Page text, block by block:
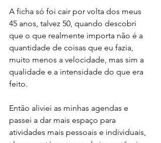
A ficha só foi cair por volta dos meus
45 anos, talvez 50, quando descobri
que o que realmente importa não é a
quantidade de coisas que eu fazia,
muito menos a velocidade, mas sim a
qualidade e a intensidade do que era
feito.
Então aliviei as minhas agendas e
passei a dar mais espaço para
atividades mais pessoais e individuais,